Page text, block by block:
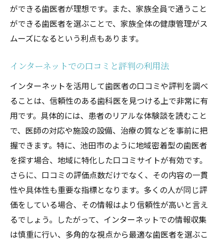
ができる歯医者が理想です。また、家族全員で通うこと
ができる歯医者を選ぶことで、家族全体の健康管理がス
ムーズになるという利点もあります。
インターネットでの口コミと評判の利用法
インターネットを活用して歯医者の口コミや評判を調べ
ることは、信頼性のある歯科医を見つける上で非常に有
用です。具体的には、患者のリアルな体験談を読むこと
で、医師の対応や施設の設備、治療の質などを事前に把
握できます。特に、池田市のように地域密着型の歯医者
を探す場合、地域に特化した口コミサイトが有効です。
さらに、口コミの評価点数だけでなく、その内容の一貫
性や具体性も重要な指標となります。多くの人が同じ評
価をしている場合、その情報はより信頼性が高いと言え
るでしょう。したがって、インターネットでの情報収集
は慎重に行い、多角的な視点から最適な歯医者を選ぶこ